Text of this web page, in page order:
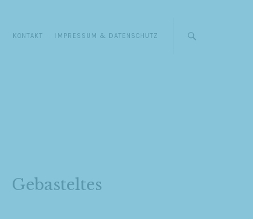
KONTAKT IMPRESSUM & DATENSCHUTZ
Gebasteltes